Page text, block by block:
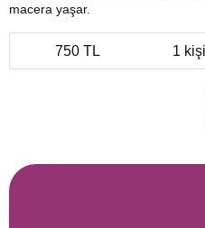
macera yaşar.
750 TL 1 kişi